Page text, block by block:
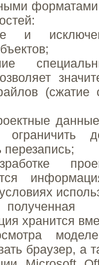
форматами
и
(сжатие
ограничить
перезапись;
хранится
браузер, а